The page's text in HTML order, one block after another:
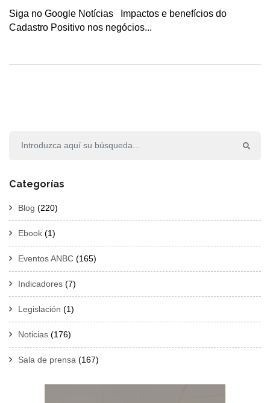
Siga no Google Notícias Impactos e benefícios do
Cadastro Positivo nos negócios...
Categorías
Blog (220)
Ebook (1)
Eventos ANBC (165)
Indicadores (7)
Legislación (1)
Noticias (176)
Sala de prensa (167)